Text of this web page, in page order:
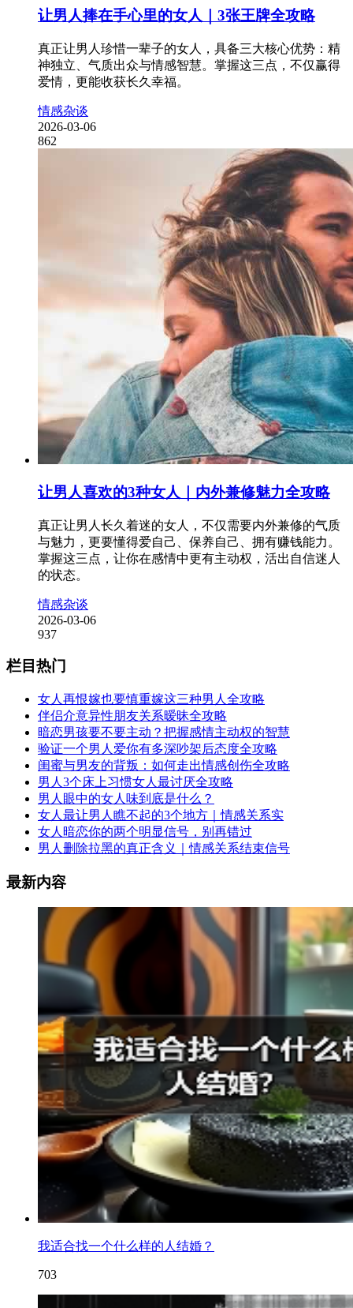
让男人捧在手心里的女人｜3张王牌全攻略
真正让男人珍惜一辈子的女人，具备三大核心优势：精
神独立、气质出众与情感智慧。掌握这三点，不仅赢得
爱情，更能收获长久幸福。
情感杂谈
2026-03-06
862
让男人喜欢的3种女人｜内外兼修魅力全攻略
真正让男人长久着迷的女人，不仅需要内外兼修的气质
与魅力，更要懂得爱自己、保养自己、拥有赚钱能力。
掌握这三点，让你在感情中更有主动权，活出自信迷人
的状态。
情感杂谈
2026-03-06
937
栏目热门
女人再恨嫁也要慎重嫁这三种男人全攻略
伴侣介意异性朋友关系暧昧全攻略
暗恋男孩要不要主动？把握感情主动权的智慧
验证一个男人爱你有多深吵架后态度全攻略
闺蜜与男友的背叛：如何走出情感创伤全攻略
男人3个床上习惯女人最讨厌全攻略
男人眼中的女人味到底是什么？
女人最让男人瞧不起的3个地方｜情感关系实
女人暗恋你的两个明显信号，别再错过
男人删除拉黑的真正含义｜情感关系结束信号
最新内容
我适合找一个什么样的人结婚？
703